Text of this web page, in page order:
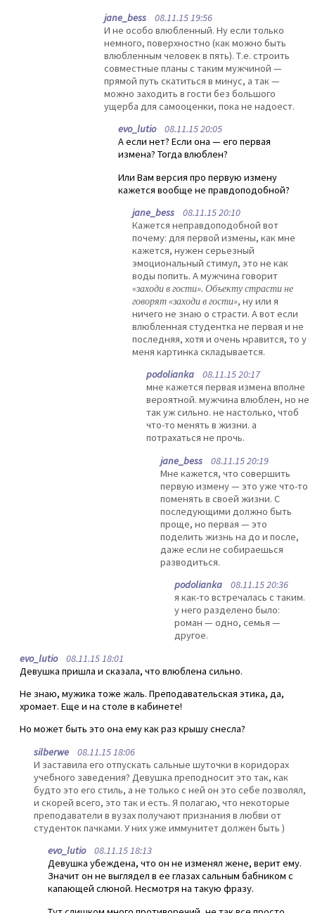
jane_bess 08.11.15 19:56
И не особо влюбленный. Ну если только
немного, поверхностно (как можно быть
влюбленным человек в пять). Т.е. строить
совместные планы с таким мужчиной —
прямой путь скатиться в минус, а так —
можно заходить в гости без большого
ущерба для самооценки, пока не надоест.
evo_lutio08.11.15 20:05
А если нет? Если она — его первая
измена? Тогда влюблен?
Или Вам версия про первую измену
кажется вообще не правдоподобной?
jane_bess 08.11.15 20:10
Кажется неправдоподобной вот
почему: для первой измены, как мне
кажется, нужен серьезный
эмоциональный стимул, это не как
воды попить. А мужчина говорит
«заходи в гости». Объекту страсти не
говорят «заходи в гости», ну или я
ничего не знаю о страсти. А вот если
влюбленная студентка не первая и не
последняя, хотя и очень нравится, то у
меня картинка складывается.
podolianka 08.11.15 20:17
мне кажется первая измена вполне
вероятной. мужчина влюблен, но не
так уж сильно. не настолько, чтоб
что-то менять в жизни. а
потрахаться не прочь.
jane_bess 08.11.15 20:19
Мне кажется, что совершить
первую измену — это уже что-то
поменять в своей жизни. С
последующими должно быть
проще, но первая — это
поделить жизнь на до и после,
даже если не собираешься
разводиться.
podolianka 08.11.15 20:36
я как-то встречалась с таким.
у него разделено было:
роман — одно, семья —
другое.
evo_lutio08.11.15 18:01
Девушка пришла и сказала, что влюблена сильно.
Не знаю, мужика тоже жаль. Преподавательская этика, да,
хромает. Еще и на столе в кабинете!
Но может быть это она ему как раз крышу снесла?
silberwe 08.11.15 18:06
И заставила его отпускать сальные шуточки в коридорах
учебного заведения? Девушка преподносит это так, как
будто это его стиль, а не только с ней он это себе позволял,
и скорей всего, это так и есть. Я полагаю, что некоторые
преподаватели в вузах получают признания в любви от
студенток пачками. У них уже иммунитет должен быть )
evo_lutio08.11.15 18:13
Девушка убеждена, что он не изменял жене, верит ему.
Значит он не выглядел в ее глазах сальным бабником с
капающей слюной. Несмотря на такую фразу.